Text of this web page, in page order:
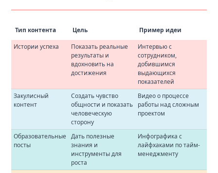
Тип контента Цель
Пример идеи
Истории успеха
Показать реальные
результаты и
вдохновить на
достижения
Интервью с
сотрудником,
добившимся
выдающихся
показателей
Закулисный
контент
Создать чувство
общности и показать
человеческую
сторону
Видео о процессе
работы над сложным
проектом
Образовательные
посты
Дать полезные
знания и
инструменты для
роста
Инфографика с
лайфхаками по тайм-
менеджменту